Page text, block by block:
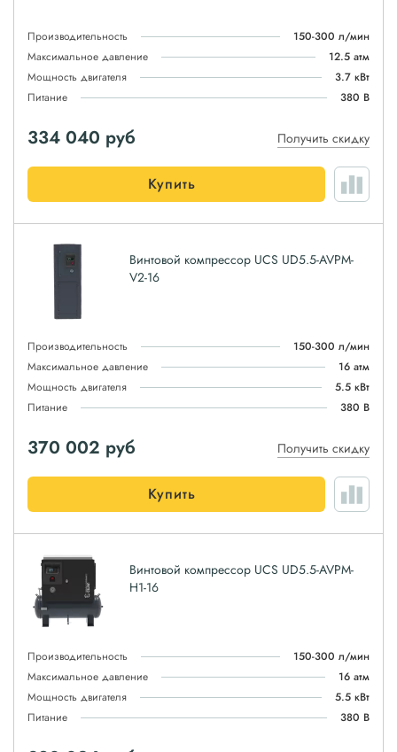
Производительность
150-300 л/мин
Максимальное давление
12.5 атм
Мощность двигателя
3.7 кВт
Питание
380 В
334 040 руб Получить скидку
Купить
Винтовой компрессор UCS UD5.5-AVPM-
V2-16
Производительность
150-300 л/мин
Максимальное давление
16 атм
Мощность двигателя
5.5 кВт
Питание
380 В
370 002 руб Получить скидку
Купить
Винтовой компрессор UCS UD5.5-AVPM-
H1-16
Производительность
150-300 л/мин
Максимальное давление
16 атм
Мощность двигателя
5.5 кВт
Питание
380 В